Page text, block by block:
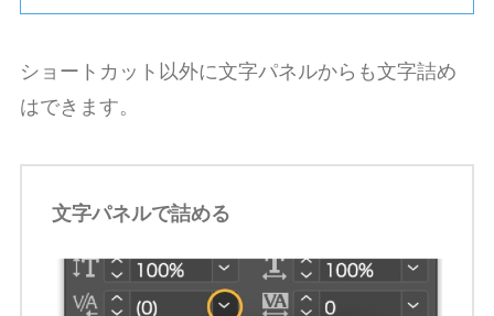
ショートカット以外に文字パネルからも文字詰め
はできます。
文字パネルで詰める